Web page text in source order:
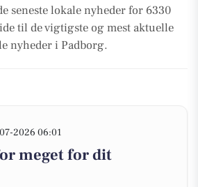
seneste lokale nyheder for 6330
til de vigtigste og mest aktuelle
nyheder i Padborg.
2026 06:01
meget for dit